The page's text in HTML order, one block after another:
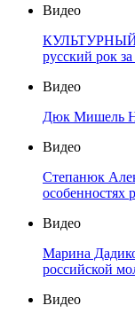
Видео
КУЛЬТУРНЫЙ
русский рок
Видео
Дюк Мишель
Видео
Степанюк
особенностях
Видео
Марина
российской
Видео